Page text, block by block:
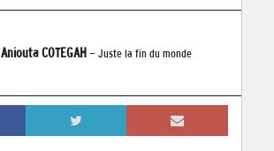
Aniouta COTEGAH - Juste la fin du monde